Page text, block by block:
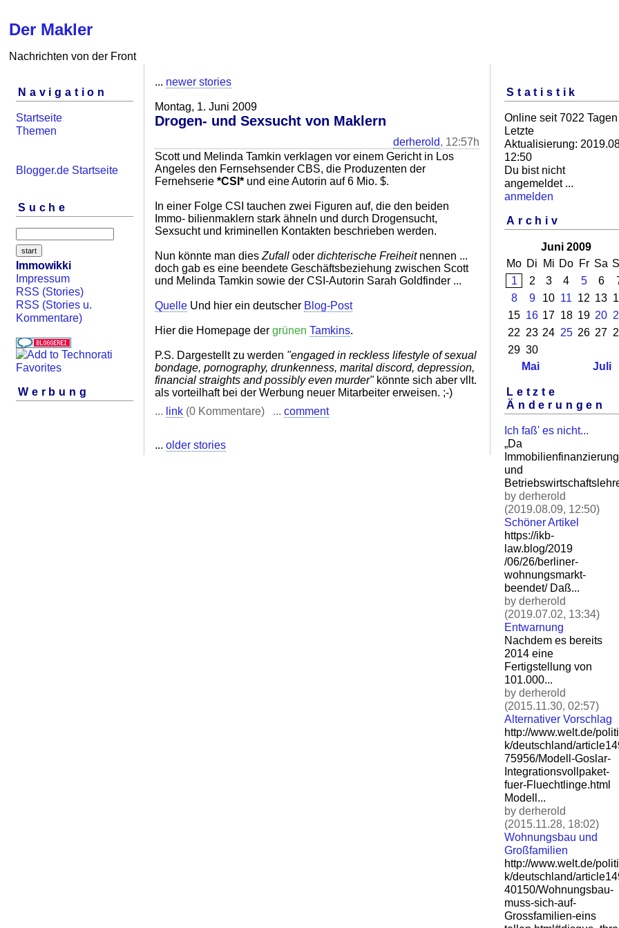
Der Makler
Nachrichten von der Front
Navigation
Startseite
Themen
Blogger.de Startseite
Suche
Immowikki
Impressum
RSS (Stories)
RSS (Stories u.
Kommentare)
Werbung
... newer stories
Montag, 1. Juni 2009
Drogen- und Sexsucht von Maklern
derherold, 12:57h
Scott und Melinda Tamkin verklagen vor einem Gericht in Los
Angeles den Fernsehsender CBS, die Produzenten der
Fernehserie *CSI* und eine Autorin auf 6 Mio. $.
In einer Folge CSI tauchen zwei Figuren auf, die den beiden
Immo- bilienmaklern stark ähneln und durch Drogensucht,
Sexsucht und kriminellen Kontakten beschrieben werden.
Nun könnte man dies Zufall oder dichterische Freiheitnennen ...
doch gab es eine beendete Geschäftsbeziehung zwischen Scott
und Melinda Tamkin sowie der CSI-Autorin Sarah Goldfinder ...
Quelle Und hier ein deutscher Blog-Post
Hier die Homepage der grünen Tamkins.
P.S. Dargestellt zu werden "engaged in reckless lifestyle of sexual
bondage, pornography, drunkenness, marital discord, depression,
financial straights and possibly even murder"könnte sich aber vllt.
als vorteilhaft bei der Werbung neuer Mitarbeiter erweisen. ;-)
... link (0 Kommentare) ... comment
... older stories
Statistik
Online seit 7022 Tagen
Letzte
Aktualisierung:
12:50
Du bist nicht
angemeldet ...
anmelden
Archiv
Juni 2009
Mo Di Mi Do Fr Sa
1
2 3 4 5 6
8
9 10 11 12 13
15 16 17 18 19 20
22 23 24 25 26 27
29 30
Mai
Juli
Letzte
Änderungen
Ich faß' es nicht...
„Da
Immobilienfinanzierung
und
by derherold
(2019.08.09, 12:50)
Schöner Artikel
https://ikb-
law.blog/2019
/06/26/berliner-
wohnungsmarkt-
beendet/ Daß...
by derherold
(2019.07.02, 13:34)
Entwarnung
Nachdem es bereits
2014 eine
Fertigstellung von
101.000...
by derherold
(2015.11.30, 02:57)
Alternativer Vorschlag
http://www.welt.de/politi
k/deutschland/
75956/Modell-Goslar-
Integrationsvollpaket-
fuer-Fluechtlinge.html
Modell...
by derherold
(2015.11.28, 18:02)
Wohnungsbau und
Großfamilien
http://www.welt.de/politi
k/deutschland/
40150/Wohnungsbau-
muss-sich-auf-
Grossfamilien-eins